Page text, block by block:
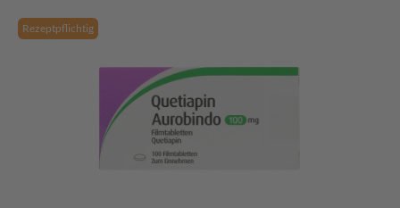
Rezeptpflichtig